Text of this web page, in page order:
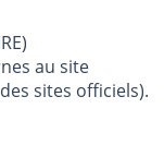
au site
sites officiels).